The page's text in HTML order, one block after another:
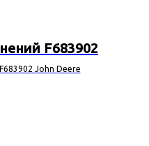
F683902
John Deere